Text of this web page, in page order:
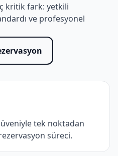
kritik fark: yetkili
ve profesyonel
tek noktadan
süreci.